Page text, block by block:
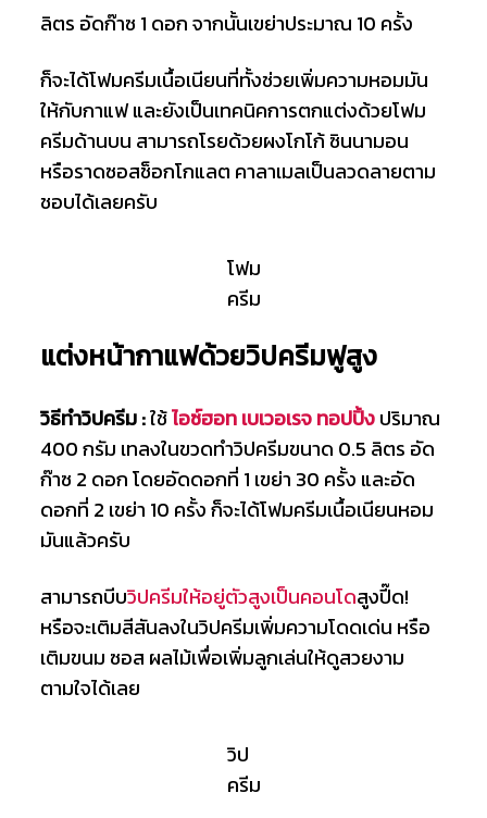
ลิตร อัดก๊าซ 1 ดอก จากนั้นเขย่าประมาณ 10 ครั้ง
ก็จะได้โฟมครีมเนื้อเนียนที่ทั้งช่วยเพิ่มความหอมมัน
ให้กับกาแฟ และยังเป็นเทคนิคการตกแต่งด้วยโฟม
ครีมด้านบน สามารถโรยด้วยผงโกโก้ ซินนามอน
หรือราดซอสช็อกโกแลต คาลาเมลเป็นลวดลายตาม
ชอบได้เลยครับ
โฟม
ครีม
แต่งหน้ากาแฟด้วยวิปครีมฟูสูง
วิธีทำวิปครีม :ใช้ไอซ์ฮอท เบเวอเรจ ทอปปิ้งปริมาณ
400 กรัม เทลงในขวดทำวิปครีมขนาด 0.5 ลิตร อัด
ก๊าซ 2 ดอก โดยอัดดอกที่ 1 เขย่า 30 ครั้ง และอัด
ดอกที่ 2 เขย่า 10 ครั้ง ก็จะได้โฟมครีมเนื้อเนียนหอม
มันแล้วครับ
สามารถบีบวิปครีมให้อยู่ตัวสูงเป็นคอนโดสูงปี๊ด!
หรือจะเติมสีสันลงในวิปครีมเพิ่มความโดดเด่น หรือ
เติมขนม ซอส ผลไม้เพื่อเพิ่มลูกเล่นให้ดูสวยงาม
ตามใจได้เลย
วิป
ครีม